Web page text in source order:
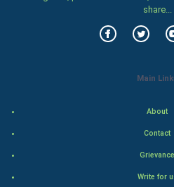
share...
Main
About
Contact
Grievance
Write for